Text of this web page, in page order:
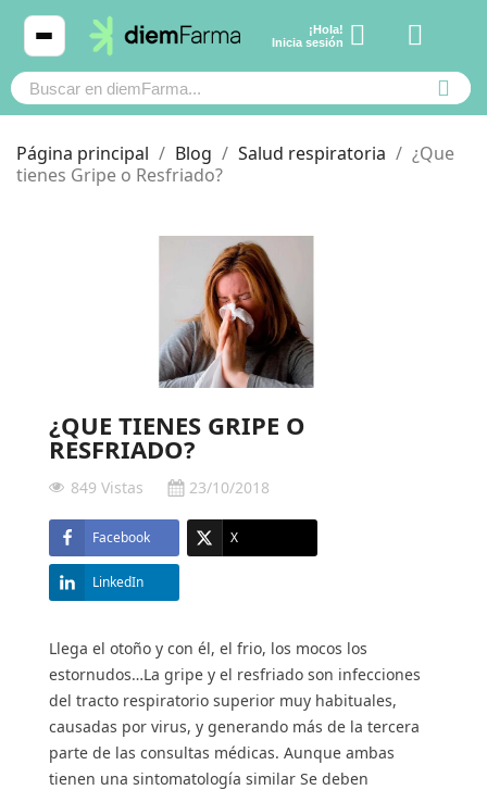
Productos naturales y dietética
Mascotas
Protección solar
Óptica
Ortopedia
¡Hola!
Inicia sesión
Ver carrito
Productos naturales y dietética
Mascotas
Protección solar
Óptica
Ortopedia
Página principal Blog Salud respiratoria
¿Que
tienes Gripe o Resfriado?
¿QUE TIENES GRIPE O
RESFRIADO?
849 Vistas 23/10/2018
Facebook X
LinkedIn
Llega el otoño y con él, el frio, los mocos los
estornudos…La gripe y el resfriado son infecciones
del tracto respiratorio superior muy habituales,
causadas por virus, y generando más de la tercera
parte de las consultas médicas. Aunque ambas
tienen una sintomatología similar Se deben